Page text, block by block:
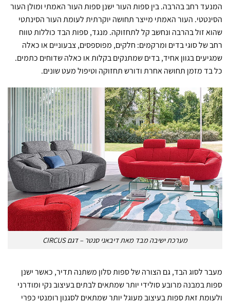
המנעד רחב בהרבה. בין ספות העור ישנן ספות העור האמתי ומולן העור
הסינטטי. העור האמתי מייצר תחושה יוקרתית לעומת העור הסינתטי
שהוא זול בהרבה ונחשב קל לתחזוקה. מנגד, ספות הבד כוללות טווח
רחב של סוגי בדים ומרקמים: חלקים, מפוספסים, צבעוניים או כאלה
שמגיעים בגוון אחיד, בדים שמתנקים בקלות או כאלה שדוחים כתמים.
כל בד מזמן תחושה אחרת ודורש תחזוקה וטיפול מעט שונים.
מערכת ישיבה מבד מאת דיבאני סנטר – דגם CIRCUS
מעבר לסוג הבד, גם הצורה של ספותסלון משתנה תדיר, כאשר ישנן
ספות במבנה מרובע סולידי יותר שמתאים לבתים בעיצוב נקי ומודרני
ולעומת זאת ספות בעיצוב מעוגל יותר שמתאים לסגנון רומנטי כפרי